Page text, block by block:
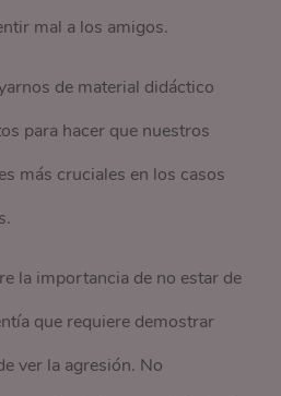
mal a los amigos.
de material didáctico
para hacer que nuestros
más cruciales en los casos
la importancia de no estar de
que requiere demostrar
ver la agresión. No